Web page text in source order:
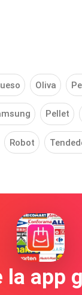
Oliva
Pellet
Robot
la app